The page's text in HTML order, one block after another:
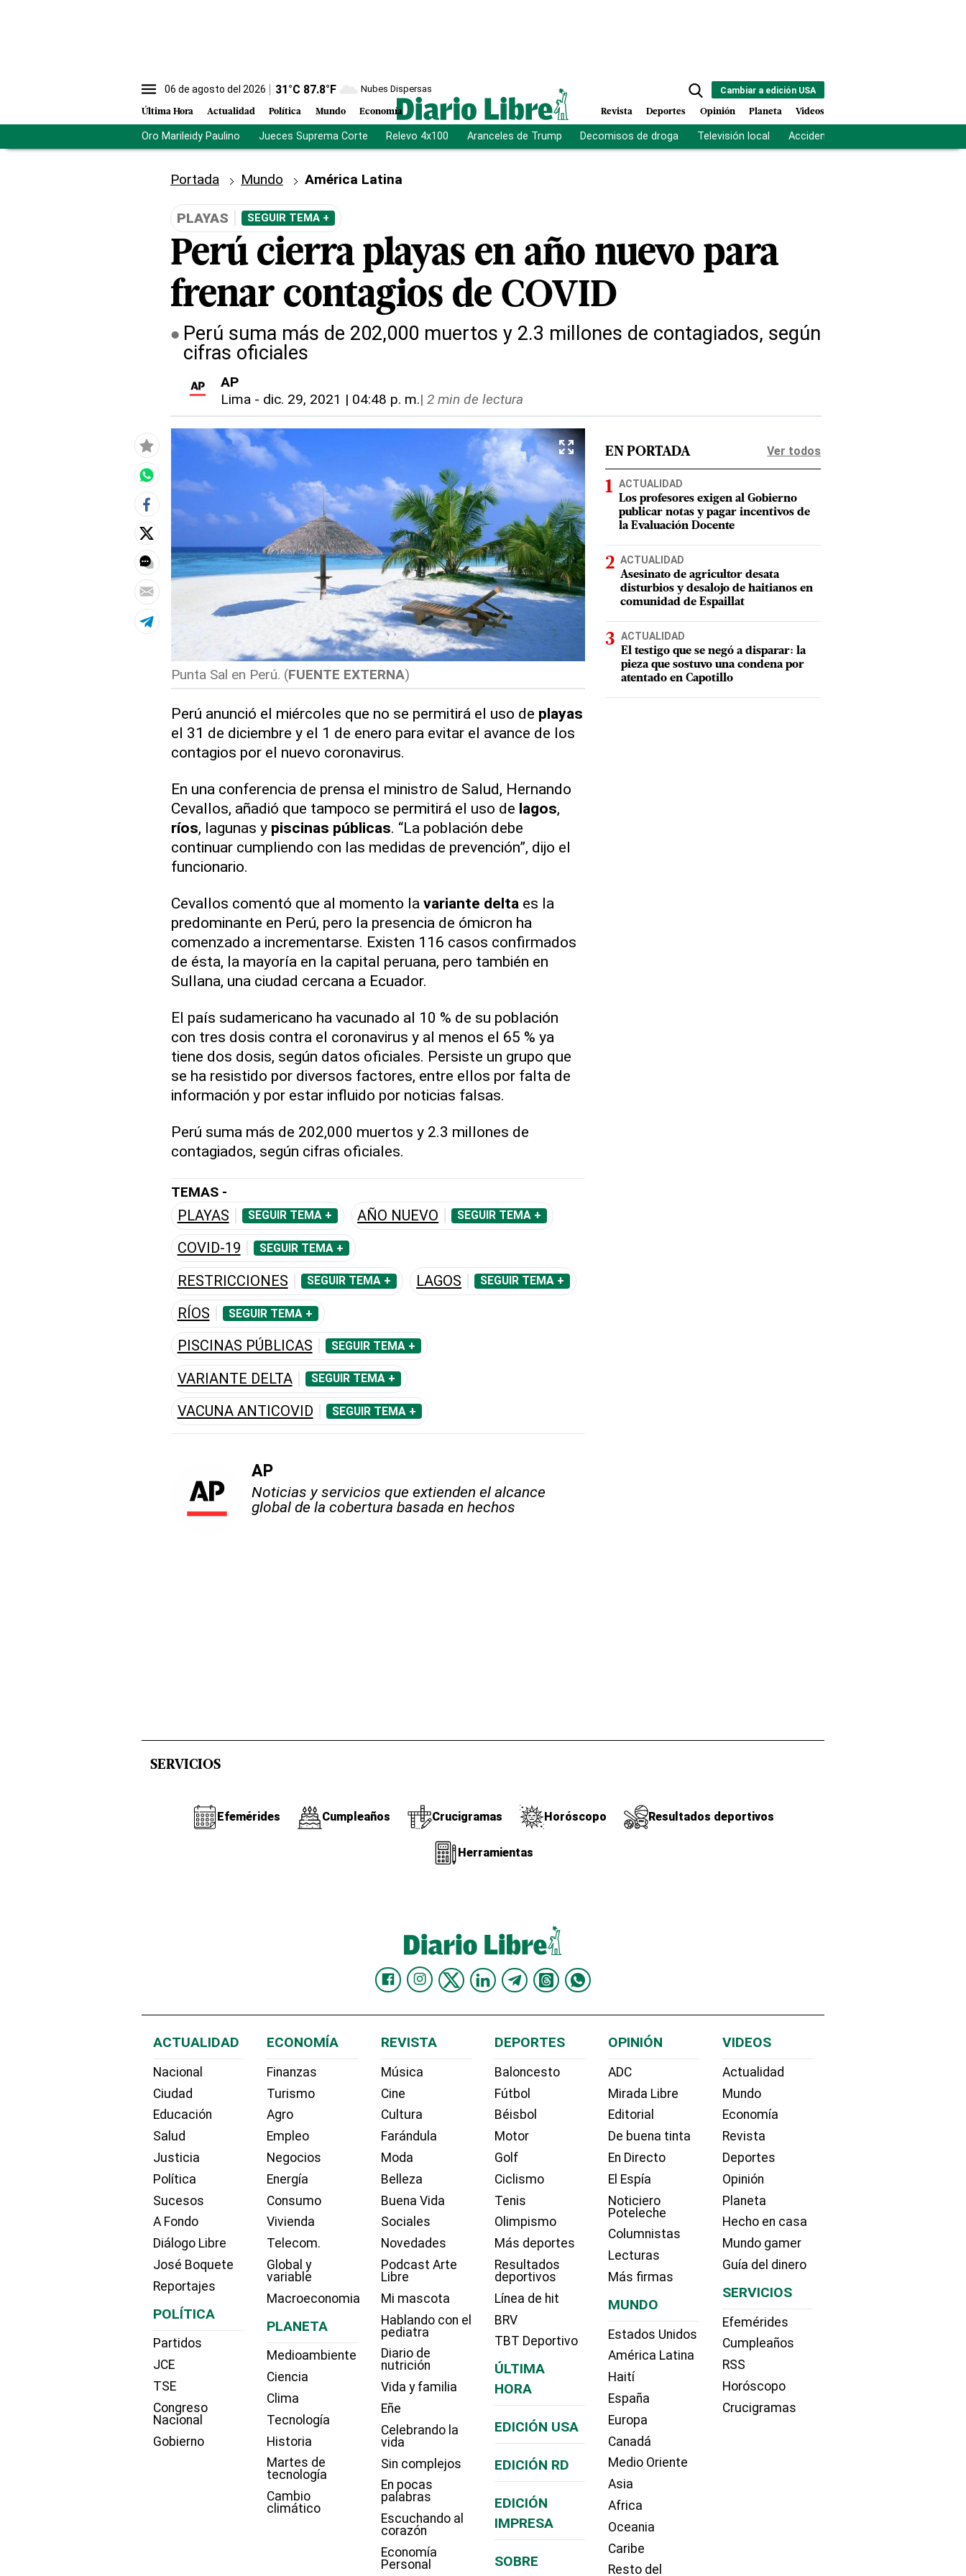
06 de agosto del 2026 31°C 87.8°F Nubes Dispersas
Última Hora Actualidad Política Mundo Economía
Cambiar a edición USA
Revista Deportes Opinión Planeta Videos
Oro Marileidy Paulino Jueces Suprema Corte Relevo 4x100 Aranceles de Trump Decomisos de droga Televisión local Accidente Los Ríos
Portada Mundo América Latina
PLAYAS SEGUIR TEMA +
Perú cierra playas en año nuevo para
frenar contagios de COVID
Perú suma más de 202,000 muertos y 2.3 millones de contagiados, según
cifras oficiales
AP
Lima - dic. 29, 2021 | 04:48 p. m.| 2 min de lectura
Punta Sal en Perú. (FUENTE EXTERNA)
Perú anunció el miércoles que no se permitirá el uso de playas
el 31 de diciembre y el 1 de enero para evitar el avance de los
contagios por el nuevo coronavirus.
En una conferencia de prensa el ministro de Salud, Hernando
Cevallos, añadió que tampoco se permitirá el uso de lagos,
ríos, lagunas y piscinas públicas. “La población debe
continuar cumpliendo con las medidas de prevención”, dijo el
funcionario.
Cevallos comentó que al momento la variante delta es la
predominante en Perú, pero la presencia de ómicron ha
comenzado a incrementarse. Existen 116 casos confirmados
de ésta, la mayoría en la capital peruana, pero también en
Sullana, una ciudad cercana a Ecuador.
El país sudamericano ha vacunado al 10 % de su población
con tres dosis contra el coronavirus y al menos el 65 % ya
tiene dos dosis, según datos oficiales. Persiste un grupo que
se ha resistido por diversos factores, entre ellos por falta de
información y por estar influido por noticias falsas.
Perú suma más de 202,000 muertos y 2.3 millones de
contagiados, según cifras oficiales.
TEMAS -
PLAYAS SEGUIR TEMA + AÑO NUEVO SEGUIR TEMA +
COVID-19 SEGUIR TEMA +
RESTRICCIONES SEGUIR TEMA + LAGOS SEGUIR TEMA +
RÍOS SEGUIR TEMA +
PISCINAS PÚBLICAS SEGUIR TEMA +
VARIANTE DELTA SEGUIR TEMA +
VACUNA ANTICOVID SEGUIR TEMA +
AP
Noticias y servicios que extienden el alcance
global de la cobertura basada en hechos
EN PORTADA Ver todos
ACTUALIDAD
Los profesores exigen al Gobierno
publicar notas y pagar incentivos de
la Evaluación Docente
ACTUALIDAD
Asesinato de agricultor desata
disturbios y desalojo de haitianos en
comunidad de Espaillat
ACTUALIDAD
El testigo que se negó a disparar: la
pieza que sostuvo una condena por
atentado en Capotillo
SERVICIOS
Efemérides Cumpleaños Crucigramas Horóscopo Resultados deportivos
Herramientas
ACTUALIDAD
Nacional
Ciudad
Educación
Salud
Justicia
Política
Sucesos
A Fondo
Diálogo Libre
José Boquete
Reportajes
POLÍTICA
Partidos
JCE
TSE
Congreso
Nacional
Gobierno
ECONOMÍA
Finanzas
Turismo
Agro
Empleo
Negocios
Energía
Consumo
Vivienda
Telecom.
Global y
variable
Macroeconomia
PLANETA
Medioambiente
Ciencia
Clima
Tecnología
Historia
Martes de
tecnología
Cambio
climático
REVISTA
Música
Cine
Cultura
Farándula
Moda
Belleza
Buena Vida
Sociales
Novedades
Podcast Arte
Libre
Mi mascota
Hablando con el
pediatra
Diario de
nutrición
Vida y familia
Eñe
Celebrando la
vida
Sin complejos
En pocas
palabras
Escuchando al
corazón
Economía
Personal
DEPORTES
Baloncesto
Fútbol
Béisbol
Motor
Golf
Ciclismo
Tenis
Olimpismo
Más deportes
Resultados
deportivos
Línea de hit
BRV
TBT Deportivo
ÚLTIMA
HORA
EDICIÓN USA
EDICIÓN RD
EDICIÓN
IMPRESA
SOBRE
OPINIÓN
ADC
Mirada Libre
Editorial
De buena tinta
En Directo
El Espía
Noticiero
Poteleche
Columnistas
Lecturas
Más firmas
MUNDO
Estados Unidos
América Latina
Haití
España
Europa
Canadá
Medio Oriente
Asia
Africa
Oceania
Caribe
Resto del
VIDEOS
Actualidad
Mundo
Economía
Revista
Deportes
Opinión
Planeta
Hecho en casa
Mundo gamer
Guía del dinero
SERVICIOS
Efemérides
Cumpleaños
RSS
Horóscopo
Crucigramas